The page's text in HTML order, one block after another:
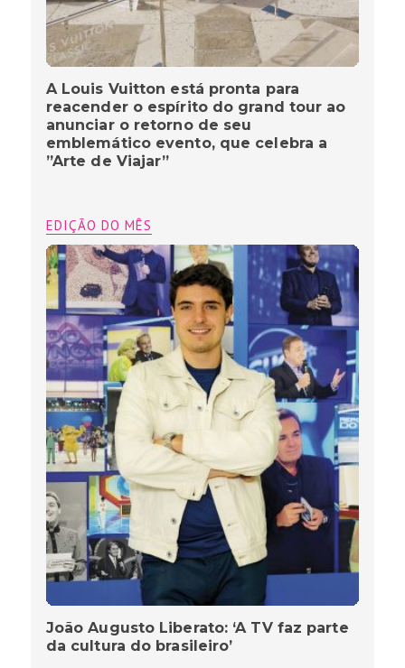
A Louis Vuitton está pronta para
reacender o espírito do grand tour ao
anunciar o retorno de seu
emblemático evento, que celebra a
”Arte de Viajar”
EDIÇÃO DO MÊS
João Augusto Liberato: ‘A TV faz parte
da cultura do brasileiro’